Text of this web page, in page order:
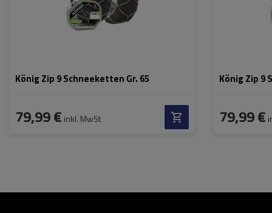
König Zip 9 Schneeketten Gr. 65
79,99 € inkl. MwSt
König Zip 9
79,99 €